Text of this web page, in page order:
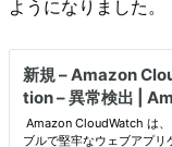
ようになりました。